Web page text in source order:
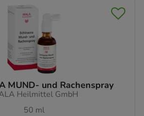
MUND- und Rachenspray
Heilmittel GmbH
50 ml